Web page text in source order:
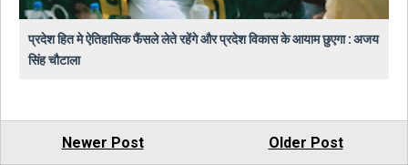
प्रदेश हित मे ऐतिहासिक फैंसले लेते रहेंगे और प्रदेश विकास के आयाम छुएगा : अजय
सिंह चौटाला
Newer Post Older Post